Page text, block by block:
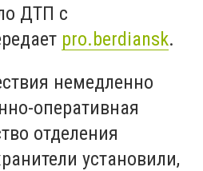
ДТП с
pro.berdiansk.
немедленно
оперативная
отделения
установили,